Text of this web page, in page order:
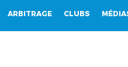
ARBITRAGE CLUBS